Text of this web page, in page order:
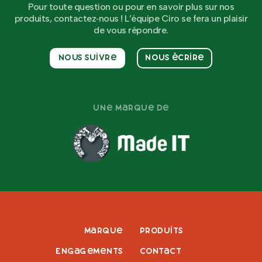
Pour toute question ou pour en savoir plus sur nos
produits, contactez‑nous ! L’équipe Ciro se fera un plaisir
de vous répondre.
Nous suivre Nous écrire
Une marque de
Marque
Produits
Engagements
Contact